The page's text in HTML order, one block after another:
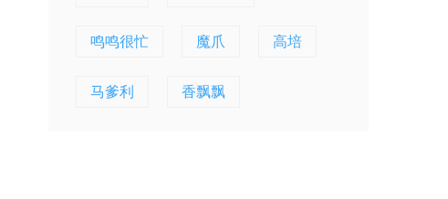
鸣鸣很忙 魔爪 高培
马爹利 香飘飘